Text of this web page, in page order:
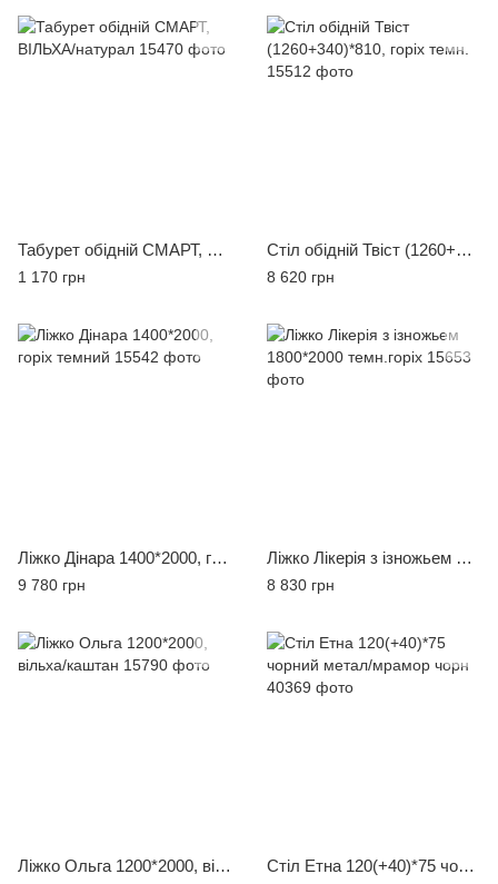
Табурет обідній СМАРТ, ВІЛЬХА/натурал
1 170 грн
Стіл обідній Твіст (1260+340)*810, горіх темн.
8 620 грн
Ліжко Дінара 1400*2000, горіх темний
9 780 грн
Ліжко Лікерія з ізножьем 1800*2000 темн.горіх
8 830 грн
Ліжко Ольга 1200*2000, вільха/каштан Стіл Етна 120(+40)*75 чорний метал/мрамор чорн